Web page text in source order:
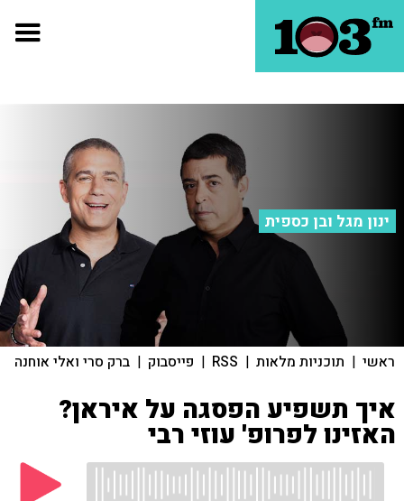
ינון מגל ובן כספית
ראשי | תוכניות מלאות |
RSS
| פייסבוק | ברק סרי ואלי אוחנה
איך תשפיע הפסגה על איראן?
האזינו לפרופ' עוזי רבי